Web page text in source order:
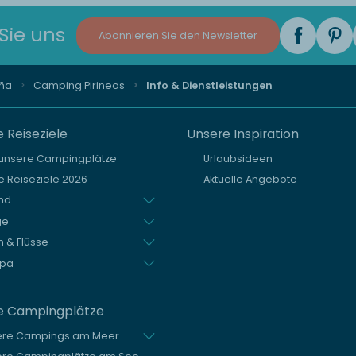
uns Abonnieren Sie den Newsletter
Camping Pirineos Info & Dienstleistungen
Reiseziele
Campingplätze
Reiseziele 2026
& Flüsse
Campingplätze
Campings am Meer
Unsere Inspiration
Urlaubsideen
Aktuelle Angebote